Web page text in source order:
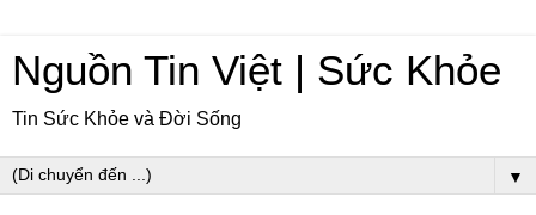
Nguồn Tin Việt | Sức Khỏe
Tin Sức Khỏe và Đời Sống
▼